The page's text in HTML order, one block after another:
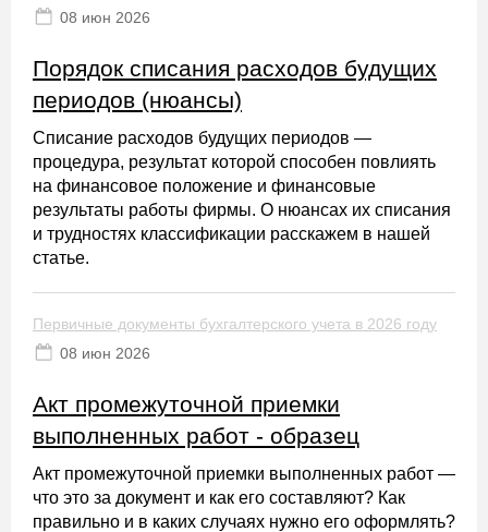
08 июн 2026
Порядок списания расходов будущих
периодов (нюансы)
Списание расходов будущих периодов —
процедура, результат которой способен повлиять
на финансовое положение и финансовые
результаты работы фирмы. О нюансах их списания
и трудностях классификации расскажем в нашей
статье.
Первичные документы бухгалтерского учета в 2026 году
08 июн 2026
Акт промежуточной приемки
выполненных работ - образец
Акт промежуточной приемки выполненных работ —
что это за документ и как его составляют? Как
правильно и в каких случаях нужно его оформлять?